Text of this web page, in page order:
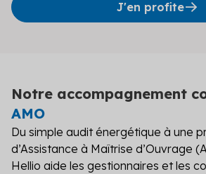
J'en profite
Notre accompagnement
AMO
Du simple audit énergétique à une
d’Assistance à Maîtrise d’Ouvrage
Hellio aide les gestionnaires et les